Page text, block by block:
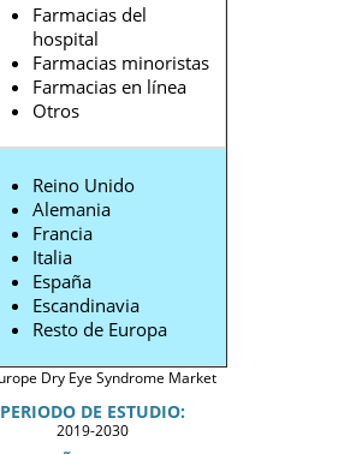
Farmacias del
hospital
Farmacias minoristas
Farmacias en línea
Otros
Reino Unido
Alemania
Francia
Italia
España
Escandinavia
Resto de Europa
PERIODO DE ESTUDIO:
2019-2030